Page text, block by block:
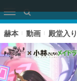
赫本 動画 殿堂入